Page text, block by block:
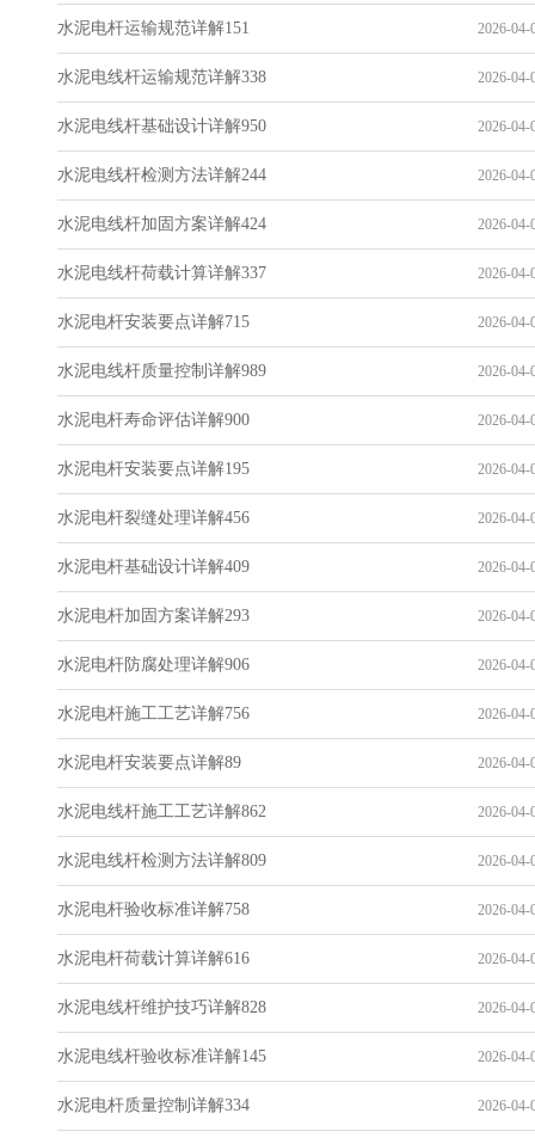
水泥电杆运输规范详解151 2026-04-
水泥电线杆运输规范详解338 2026-04-
水泥电线杆基础设计详解950 2026-04-
水泥电线杆检测方法详解244 2026-04-
水泥电线杆加固方案详解424 2026-04-
水泥电线杆荷载计算详解337 2026-04-
水泥电杆安装要点详解715 2026-04-
水泥电线杆质量控制详解989 2026-04-
水泥电杆寿命评估详解900 2026-04-
水泥电杆安装要点详解195 2026-04-
水泥电杆裂缝处理详解456 2026-04-
水泥电杆基础设计详解409 2026-04-
水泥电杆加固方案详解293 2026-04-
水泥电杆防腐处理详解906 2026-04-
水泥电杆施工工艺详解756 2026-04-
水泥电杆安装要点详解89 2026-04-
水泥电线杆施工工艺详解862 2026-04-
水泥电线杆检测方法详解809 2026-04-
水泥电杆验收标准详解758 2026-04-
水泥电杆荷载计算详解616 2026-04-
水泥电线杆维护技巧详解828 2026-04-
水泥电线杆验收标准详解145 2026-04-
水泥电杆质量控制详解334 2026-04-